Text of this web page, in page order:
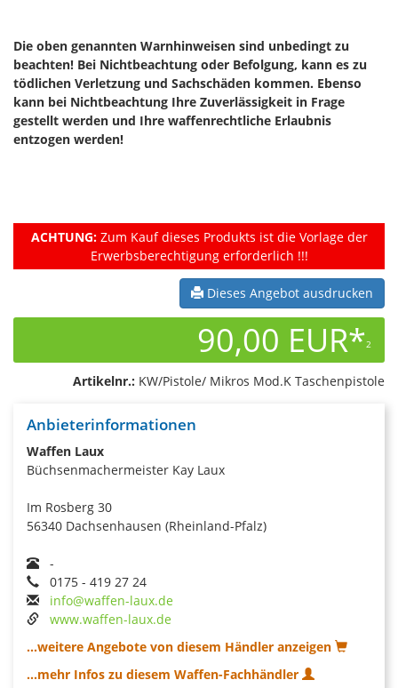
Die oben genannten Warnhinweisen sind unbedingt zu
beachten! Bei Nichtbeachtung oder Befolgung, kann es zu
tödlichen Verletzung und Sachschäden kommen. Ebenso
kann bei Nichtbeachtung Ihre Zuverlässigkeit in Frage
gestellt werden und Ihre waffenrechtliche Erlaubnis
entzogen werden!
ACHTUNG:Zum Kauf dieses Produkts ist die Vorlage der
Erwerbsberechtigung erforderlich !!!
Dieses Angebot ausdrucken
90,00 EUR*2
Artikelnr.: KW/Pistole/ Mikros Mod.K Taschenpistole
Anbieterinformationen
Waffen Laux
Büchsenmachermeister Kay Laux
Im Rosberg 30
56340 Dachsenhausen (Rheinland-Pfalz)
-
0175 - 419 27 24
info@waffen-laux.de
www.waffen-laux.de
...weitere Angebote von diesem Händler anzeigen
...mehr Infos zu diesem Waffen-Fachhändler